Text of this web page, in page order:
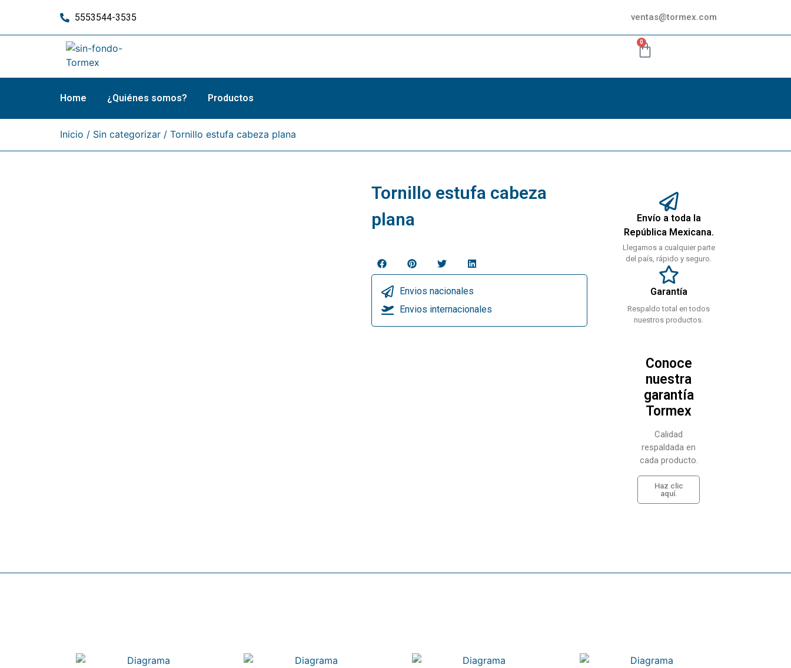
5553544-3535 ventas@tormex.com
0
Home ¿Quiénes somos? Productos
Inicio / Sin categorizar / Tornillo estufa cabeza plana
Tornillo estufa cabeza
plana
Envios nacionales
Envios internacionales
Envío a toda la
República Mexicana.
Llegamos a cualquier parte
del país, rápido y seguro.
Garantía
Respaldo total en todos
nuestros productos.
Conoce
nuestra
garantía
Tormex
Calidad
respaldada en
cada producto.
Haz clic
aquí.